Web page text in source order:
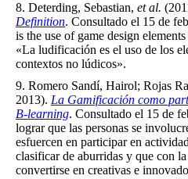
Deterding, Sebastian, et al.
Definition. Consultado el 15 de
is the use of game design
«La ludificación es el uso de los
contextos no lúdicos».
Romero Sandí, Hairol; Rojas
2013). La Gamificación como
B-learning. Consultado el 15 de
lograr que las personas se
esfuercen en participar en
clasificar de aburridas y que con
convertirse en creativas e